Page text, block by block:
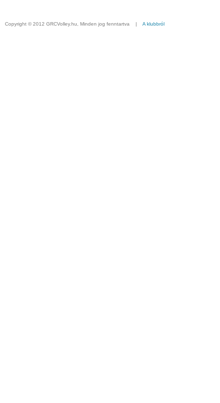
Copyright © 2012 GRCVolley.hu, Minden jog fenntartva | A klubbról